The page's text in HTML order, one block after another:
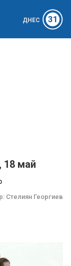
ДНЕС 31
18 май
Стелиян Георгиев